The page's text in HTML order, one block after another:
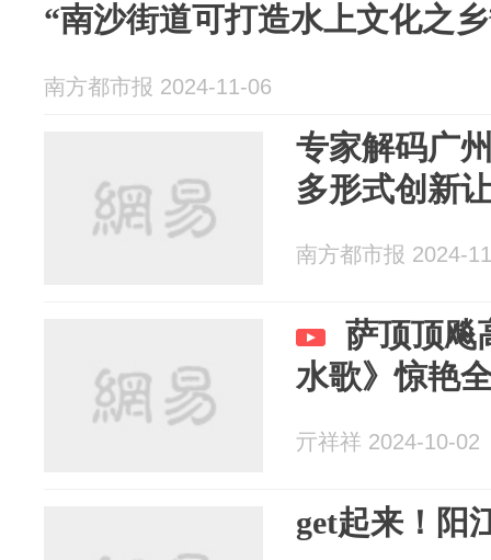
“南沙街道可打造水上文化之
南方都市报 2024-11-06
专家解码广
多形式创新
南方都市报 2024-
萨顶顶飚
水歌》惊艳
亓祥祥 2024-10-02
get起来！阳